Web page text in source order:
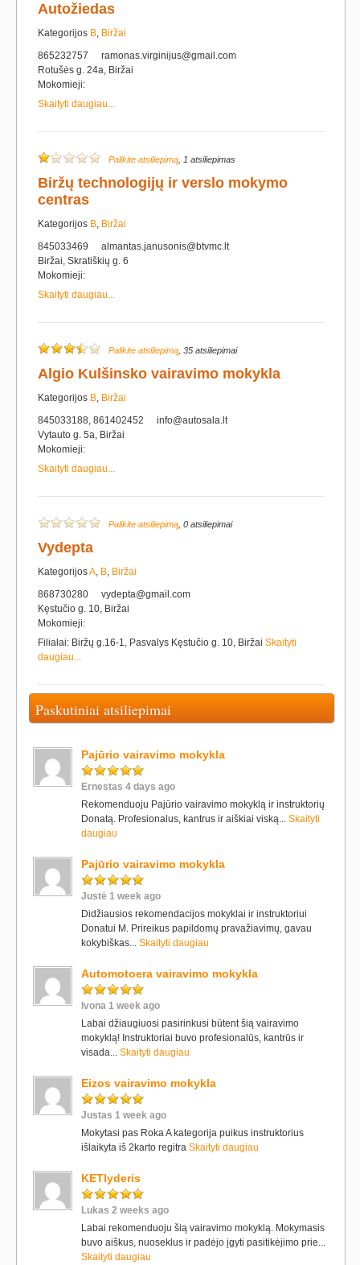
Autožiedas
Kategorijos B, Biržai
865232757
ramonas.virginijus@gmail.com
Rotušės g. 24a, Biržai
Mokomieji:
Skaityti daugiau...
Palikite atsiliepimą , 1 atsiliepimas
Biržų technologijų ir verslo mokymo
centras
Kategorijos B, Biržai
845033469
almantas.janusonis@btvmc.lt
Biržai, Skratiškių g. 6
Mokomieji:
Skaityti daugiau...
Palikite atsiliepimą , 35 atsiliepimai
Algio Kulšinsko vairavimo mokykla
Kategorijos B, Biržai
845033188, 861402452
info@autosala.lt
Vytauto g. 5a, Biržai
Mokomieji:
Skaityti daugiau...
Palikite atsiliepimą , 0 atsiliepimai
Vydepta
KategorijosA, B, Biržai
868730280
vydepta@gmail.com
Kęstučio g. 10, Biržai
Mokomieji:
Filialai: Biržų g.16-1, Pasvalys Kęstučio g. 10, Biržai Skaityti
daugiau...
Paskutiniai atsiliepimai
Pajūrio vairavimo mokykla
Ernestas 4 days ago
Rekomenduoju Pajūrio vairavimo mokyklą ir instruktorių
Donatą. Profesionalus, kantrus ir aiškiai viską... Skaityti
daugiau
Pajūrio vairavimo mokykla
Justė 1 week ago
Didžiausios rekomendacijos mokyklai ir instruktoriui
Donatui M. Prireikus papildomų pravažiavimų, gavau
kokybiškas... Skaityti daugiau
Automotoera vairavimo mokykla
Ivona 1 week ago
Labai džiaugiuosi pasirinkusi būtent šią vairavimo
mokyklą! Instruktoriai buvo profesionalūs, kantrūs ir
visada... Skaityti daugiau
Eizos vairavimo mokykla
Justas 1 week ago
Mokytasi pas Roka A kategorija puikus instruktorius
išlaikyta iš 2karto regitra Skaityti daugiau
KETlyderis
Lukas 2 weeks ago
Labai rekomenduoju šią vairavimo mokyklą. Mokymasis
buvo aiškus, nuoseklus ir padėjo įgyti pasitikėjimo prie...
Skaityti daugiau